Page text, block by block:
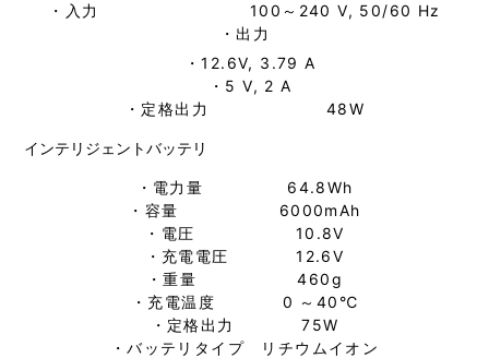
・入力 100～240 V, 50/60 Hz
・出力
・12.6V, 3.79 A
・5 V, 2 A
・定格出力 48W
インテリジェントバッテリ
・電力量 64.8Wh
・容量 6000mAh
・電圧 10.8V
・充電電圧 12.6V
・重量 460g
・充電温度 0 ～40℃
・定格出力 75W
・バッテリタイプ リチウムイオン